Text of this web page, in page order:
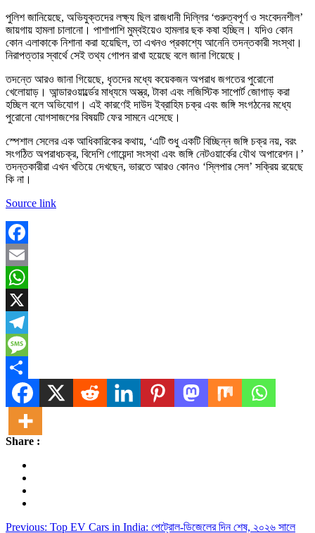
পুলিশ জানিয়েছে, অভিযুক্তদের লক্ষ্য ছিল রাজধানী দিল্লির ‘গুরুত্বপূর্ণ ও সংবেদনশীল’
জায়গায় হামলা চালানো। পাশাপাশি মুম্বইয়েও হামলার ছক কষা হচ্ছিল। যদিও কোন
কোন এলাকাকে নিশানা করা হয়েছিল, তা এখনও প্রকাশ্যে আনেনি তদন্তকারী সংস্থা।
নিরাপত্তার স্বার্থে সেই তথ্য গোপন রাখা হয়েছে বলে জানা গিয়েছে।
তদন্তে আরও জানা গিয়েছে, ধৃতদের মধ্যে কয়েকজন অপরাধ জগতের পুরোনো
খেলোয়াড়। আন্ডারওয়ার্ল্ডের মাধ্যমে অস্ত্র, টাকা এবং লজিস্টিক সাপোর্ট জোগাড় করা
হচ্ছিল বলে অভিযোগ। এই কারণেই দাউদ ইব্রাহিম চক্র এবং জঙ্গি সংগঠনের মধ্যে
পুরোনো যোগসাজশের বিষয়টি ফের সামনে এসেছে।
স্পেশাল সেলের এক আধিকারিকের কথায়, ‘এটি শুধু একটি বিচ্ছিন্ন জঙ্গি চক্র নয়, বরং
সংগঠিত অপরাধচক্র, বিদেশি গোয়েন্দা সংস্থা এবং জঙ্গি নেটওয়ার্কের যৌথ অপারেশন।’
তদন্তকারীরা এখন খতিয়ে দেখছেন, ভারতে আরও কোনও ‘স্লিপার সেল’ সক্রিয় রয়েছে
কি না।
Source link
Facebook
Email
WhatsApp
X
Telegram
Message
Share
Share :
Previous: Top EV Cars in India: পেট্রোল-ডিজেলের দিন শেষ, ২০২৬ সালে